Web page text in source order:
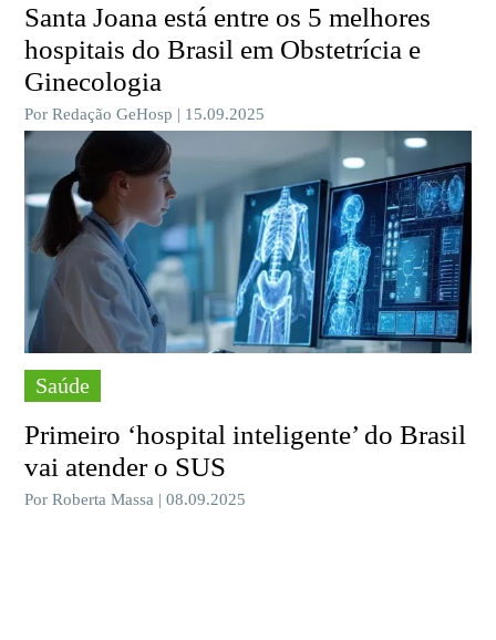
Santa Joana está entre os 5 melhores
hospitais do Brasil em Obstetrícia e
Ginecologia
Por Redação GeHosp | 15.09.2025
Saúde
Primeiro ‘hospital inteligente’ do Brasil
vai atender o SUS
Por Roberta Massa | 08.09.2025